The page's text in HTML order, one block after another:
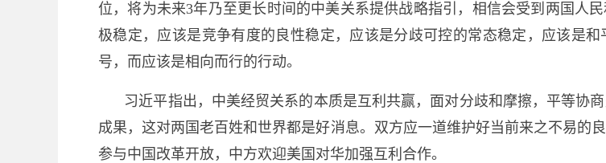
位，将为未来3年乃至更长时间的中美关系提供战略指引，相信会受到两国人
极稳定，应该是竞争有度的良性稳定，应该是分歧可控的常态稳定，应该是
号，而应该是相向而行的行动。
习近平指出，中美经贸关系的本质是互利共赢，面对分歧和摩擦，平等协
成果，这对两国老百姓和世界都是好消息。双方应一道维护好当前来之不易的
参与中国改革开放，中方欢迎美国对华加强互利合作。